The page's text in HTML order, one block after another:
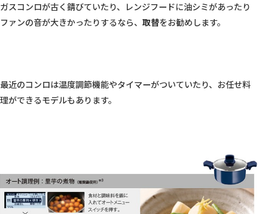
ガスコンロが古く錆びていたり、レンジフードに油シミがあったり
ファンの音が大きかったりするなら、 取替をお勧めします。
最近のコンロは温度調節機能やタイマーがついていたり、お任せ料
理ができるモデルもあります。